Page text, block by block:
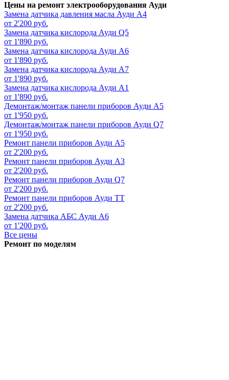
Цены на ремонт электрооборудования Ауди
Замена датчика давления масла Ауди А4
от 2'200 руб.
Замена датчика кислорода Ауди Q5
от 1'890 руб.
Замена датчика кислорода Ауди А6
от 1'890 руб.
Замена датчика кислорода Ауди А7
от 1'890 руб.
Замена датчика кислорода Ауди А1
от 1'890 руб.
Демонтаж/монтаж панели приборов Ауди А5
от 1'950 руб.
Демонтаж/монтаж панели приборов Ауди Q7
от 1'950 руб.
Ремонт панели приборов Ауди А5
от 2'200 руб.
Ремонт панели приборов Ауди А3
от 2'200 руб.
Ремонт панели приборов Ауди Q7
от 2'200 руб.
Ремонт панели приборов Ауди ТТ
от 2'200 руб.
Замена датчика АБС Ауди А6
от 1'200 руб.
Все цены
Ремонт по моделям